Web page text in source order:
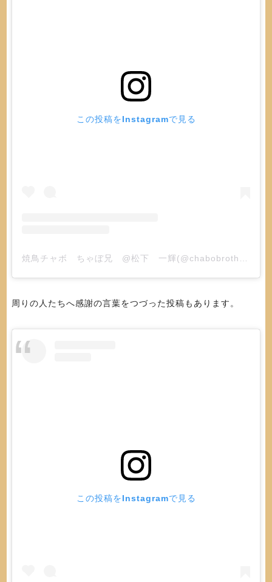
この投稿をInstagramで見る
周りの人たちへ感謝の言葉をつづった投稿もあります。
この投稿をInstagramで見る